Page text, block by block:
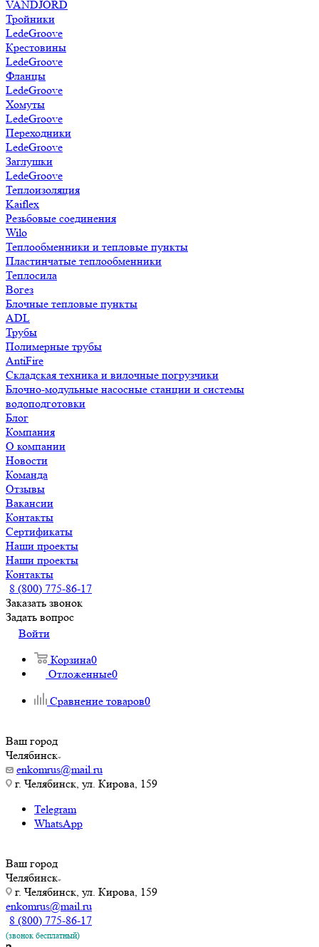
VANDJORD
Тройники
LedeGroove
Крестовины
LedeGroove
Фланцы
LedeGroove
Хомуты
LedeGroove
Переходники
LedeGroove
Заглушки
LedeGroove
Теплоизоляция
Kaiflex
Резьбовые соединения
Wilo
Теплообменники и тепловые пункты
Пластинчатые теплообменники
Теплосила
Вогез
Блочные тепловые пункты
ADL
Трубы
Полимерные трубы
AntiFire
Складская техника и вилочные погрузчики
Блочно-модульные насосные станции и системы
водоподготовки
Блог
Компания
О компании
Новости
Команда
Отзывы
Вакансии
Контакты
Сертификаты
Наши проекты
Наши проекты
Контакты
8 (800) 775-86-17
Заказать звонок
Задать вопрос
Войти
Корзина0
Отложенные0
Сравнение товаров0
Ваш город
Челябинск
enkomrus@mail.ru
г. Челябинск, ул. Кирова, 159
Telegram
WhatsApp
Ваш город
Челябинск
г. Челябинск, ул. Кирова, 159
enkomrus@mail.ru
8 (800) 775-86-17
(звонок бесплатный)